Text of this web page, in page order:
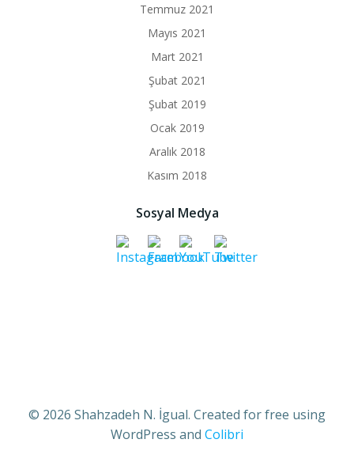
Temmuz 2021
Mayıs 2021
Mart 2021
Şubat 2021
Şubat 2019
Ocak 2019
Aralık 2018
Kasım 2018
Sosyal Medya
© 2026 Shahzadeh N. İgual. Created for free using
WordPress and Colibri